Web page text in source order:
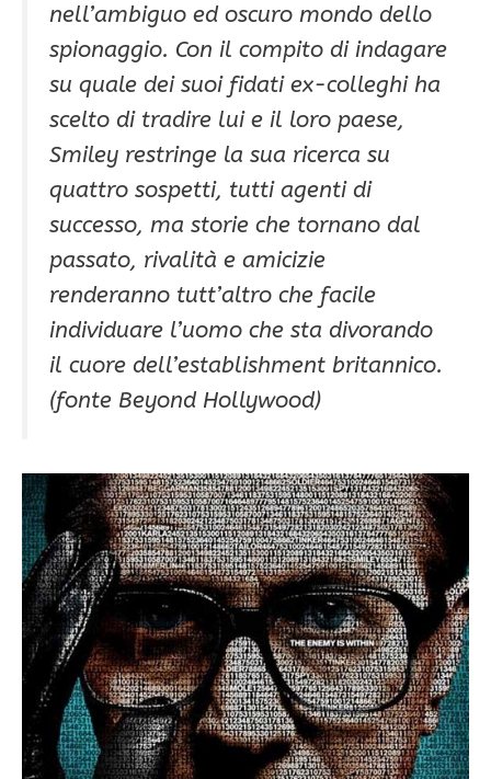
nell’ambiguo ed oscuro mondo dello
spionaggio. Con il compito di indagare
su quale dei suoi fidati ex-colleghi ha
scelto di tradire lui e il loro paese,
Smiley restringe la sua ricerca su
quattro sospetti, tutti agenti di
successo, ma storie che tornano dal
passato, rivalità e amicizie
renderanno tutt’altro che facile
individuare l’uomo che sta divorando
il cuore dell’establishment britannico.
(fonte Beyond Hollywood)